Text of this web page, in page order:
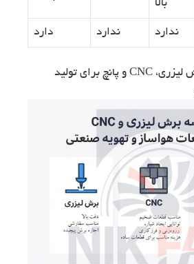
بالا
ندارد ندارد دارد
مقایسه تخصصی برش لیزری، CNC و پانچ برای تولید